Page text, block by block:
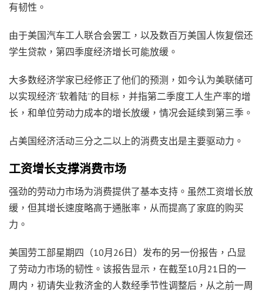
有韧性。
由于美国汽车工人联合会罢工，以及数百万美国人恢复偿还
学生贷款，第四季度经济增长可能放缓。
大多数经济学家已经修正了他们的预测，如今认为美联储可
以实现经济“软着陆”的目标，并指第二季度工人生产率的增
长，和单位劳动力成本的增长放缓，情况会延续到第三季。
占美国经济活动三分之二以上的消费支出是主要驱动力。
工资增长支撑消费市场
强劲的劳动力市场为消费提供了基本支持。虽然工资增长放
缓，但其增长速度略高于通胀率，从而提高了家庭的购买
力。
美国劳工部星期四（10月26日）发布的另一份报告，凸显
了劳动力市场的韧性。该报告显示，在截至10月21日的一
周内，初请失业救济金的人数经季节性调整后，从之前一周